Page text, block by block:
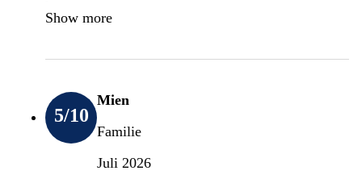
Show more
5/10
Mien
Familie
Juli 2026